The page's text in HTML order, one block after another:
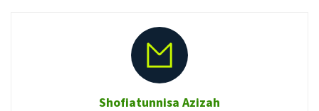
Shofiatunnisa Azizah